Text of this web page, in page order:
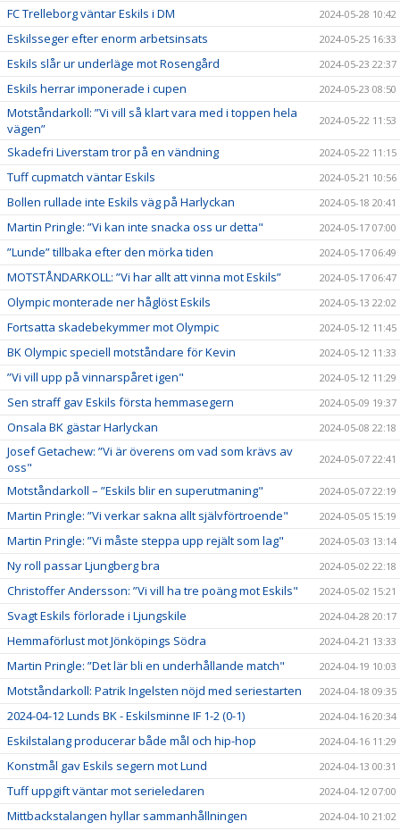
FC Trelleborg väntar Eskils i DM 2024-05-28 10:42
Eskilsseger efter enorm arbetsinsats 2024-05-25 16:33
Eskils slår ur underläge mot Rosengård 2024-05-23 22:37
Eskils herrar imponerade i cupen 2024-05-23 08:50
Motståndarkoll: ”Vi vill så klart vara med i toppen hela
vägen”
2024-05-22 11:53
Skadefri Liverstam tror på en vändning 2024-05-22 11:15
Tuff cupmatch väntar Eskils 2024-05-21 10:56
Bollen rullade inte Eskils väg på Harlyckan 2024-05-18 20:41
Martin Pringle: ”Vi kan inte snacka oss ur detta" 2024-05-17 07:00
”Lunde” tillbaka efter den mörka tiden 2024-05-17 06:49
MOTSTÅNDARKOLL: ”Vi har allt att vinna mot Eskils” 2024-05-17 06:47
Olympic monterade ner håglöst Eskils 2024-05-13 22:02
Fortsatta skadebekymmer mot Olympic 2024-05-12 11:45
BK Olympic speciell motståndare för Kevin 2024-05-12 11:33
”Vi vill upp på vinnarspåret igen" 2024-05-12 11:29
Sen straff gav Eskils första hemmasegern 2024-05-09 19:37
Onsala BK gästar Harlyckan 2024-05-08 22:18
Josef Getachew: ”Vi är överens om vad som krävs av
oss"
2024-05-07 22:41
Motståndarkoll – ”Eskils blir en superutmaning" 2024-05-07 22:19
Martin Pringle: ”Vi verkar sakna allt självförtroende" 2024-05-05 15:19
Martin Pringle: ”Vi måste steppa upp rejält som lag" 2024-05-03 13:14
Ny roll passar Ljungberg bra 2024-05-02 22:18
Christoffer Andersson: ”Vi vill ha tre poäng mot Eskils" 2024-05-02 15:21
Svagt Eskils förlorade i Ljungskile 2024-04-28 20:17
Hemmaförlust mot Jönköpings Södra 2024-04-21 13:33
Martin Pringle: ”Det lär bli en underhållande match" 2024-04-19 10:03
Motståndarkoll: Patrik Ingelsten nöjd med seriestarten 2024-04-18 09:35
2024-04-12 Lunds BK - Eskilsminne IF 1-2 (0-1) 2024-04-16 20:34
Eskilstalang producerar både mål och hip-hop 2024-04-16 11:29
Konstmål gav Eskils segern mot Lund 2024-04-13 00:31
Tuff uppgift väntar mot serieledaren 2024-04-12 07:00
Mittbackstalangen hyllar sammanhållningen 2024-04-10 21:02